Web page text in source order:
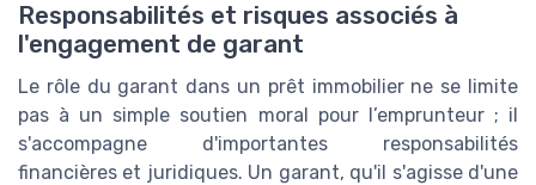
Responsabilités et risques associés à
l'engagement de garant
Le rôle du garant dans un prêt immobilier ne se limite
pas à un simple soutien moral pour l’emprunteur ; il
s'accompagne d'importantes responsabilités
financières et juridiques. Un garant, qu'il s'agisse d'une